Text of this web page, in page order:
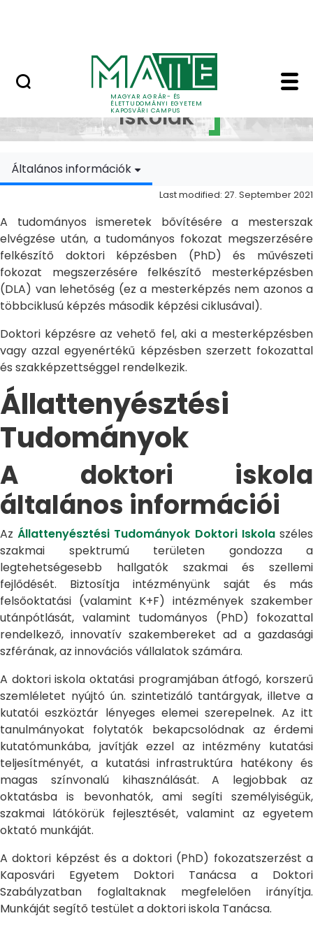
MAGYAR AGRÁR- ÉS
ÉLETTUDOMÁNYI EGYETEM
KAPOSVÁRI CAMPUS
Doktori Iskolák -
Doktori
Iskolák
Általános információk
Last modified: 27. September 2021
A tudományos ismeretek bővítésére a mesterszak
elvégzése után, a tudományos fokozat megszerzésére
felkészítő doktori képzésben (PhD) és művészeti
fokozat megszerzésére felkészítő mesterképzésben
(DLA) van lehetőség (ez a mesterképzés nem azonos a
többciklusú képzés második képzési ciklusával).
Doktori képzésre az vehető fel, aki a mesterképzésben
vagy azzal egyenértékű képzésben szerzett fokozattal
és szakképzettséggel rendelkezik.
Állattenyésztési
Tudományok
A doktori iskola
általános információi
AzÁllattenyésztési Tudományok Doktori Iskolaszéles
szakmai spektrumú területen gondozza a
legtehetségesebb hallgatók szakmai és szellemi
fejlődését. Biztosítja intézményünk saját és más
felsőoktatási (valamint K+F) intézmények szakember
utánpótlását, valamint tudományos (PhD) fokozattal
rendelkező, innovatív szakembereket ad a gazdasági
szférának, az innovációs vállalatok számára.
A doktori iskola oktatási programjában átfogó, korszerű
szemléletet nyújtó ún. szintetizáló tantárgyak, illetve a
kutatói eszköztár lényeges elemei szerepelnek. Az itt
tanulmányokat folytatók bekapcsolódnak az érdemi
kutatómunkába, javítják ezzel az intézmény kutatási
teljesítményét, a kutatási infrastruktúra hatékony és
magas színvonalú kihasználását. A legjobbak az
oktatásba is bevonhatók, ami segíti személyiségük,
szakmai látókörük fejlesztését, valamint az egyetem
oktató munkáját.
A doktori képzést és a doktori (PhD) fokozatszerzést a
Kaposvári Egyetem Doktori Tanácsa a Doktori
Szabályzatban foglaltaknak megfelelően irányítja.
Munkáját segítő testület a doktori iskola Tanácsa.